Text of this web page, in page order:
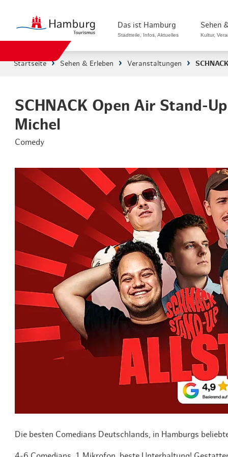
Das ist Hamburg
Stadtteile, Infos, Aktuelles
Die Welt in Hamburg
Hamburg das ganze Jahr
Hamburg für...
Infos & Mobilität
Sehen
Kultur,
Kultur &
Hamburg
Radfahren
Routen &
Historisches
Grüne
Erlebnis,
Startseite Sehen & Erleben Veranstaltungen
SCHNACK Open Air Stand-
Michel
Comedy
Die besten Comedians Deutschlands, in Hamburgs